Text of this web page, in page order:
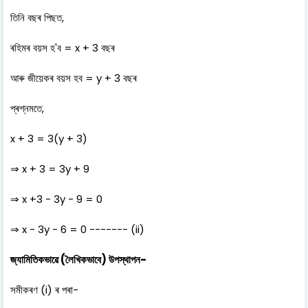
তিনি বছৰ পিছত,
ৰহিমৰ বয়স হ'ব = x + 3 বছৰ
আৰু জীয়েকৰ বয়স হব = y + 3 বছৰ
প্ৰশ্নমতে,
x + 3 = 3(y + 3)
⇒ x + 3 = 3y + 9
⇒ x +3 - 3y - 9 = 0
⇒ x - 3y - 6 = 0 ------- (ii)
জ্যামিতিকভাৱে (লৈখিকভাবে) উপস্থাপন-
সমীকৰণ (i) ৰ পৰা-